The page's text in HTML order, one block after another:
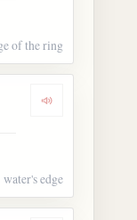
of the ring
Dengarkan
water's edge